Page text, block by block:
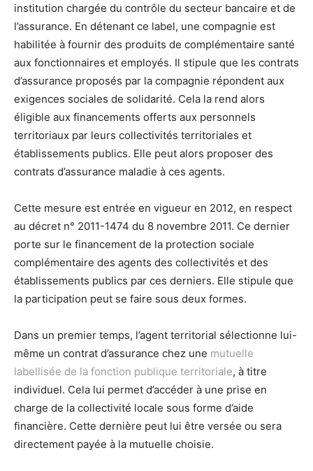
institution chargée du contrôle du secteur bancaire et de
l’assurance. En détenant ce label, une compagnie est
habilitée à fournir des produits de complémentaire santé
aux fonctionnaires et employés. Il stipule que les contrats
d’assurance proposés par la compagnie répondent aux
exigences sociales de solidarité. Cela la rend alors
éligible aux financements offerts aux personnels
territoriaux par leurs collectivités territoriales et
établissements publics. Elle peut alors proposer des
contrats d’assurance maladie à ces agents.
Cette mesure est entrée en vigueur en 2012, en respect
au décret n° 2011-1474 du 8 novembre 2011. Ce dernier
porte sur le financement de la protection sociale
complémentaire des agents des collectivités et des
établissements publics par ces derniers. Elle stipule que
la participation peut se faire sous deux formes.
Dans un premier temps, l’agent territorial sélectionne lui-
même un contrat d’assurance chez une mutuelle
labellisée de la fonction publique territoriale, à titre
individuel. Cela lui permet d’accéder à une prise en
charge de la collectivité locale sous forme d’aide
financière. Cette dernière peut lui être versée ou sera
directement payée à la mutuelle choisie.